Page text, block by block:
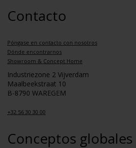
Contacto
Póngase en contacto con nosotros
Dónde encontrarnos
Showroom & Concept Home
Industriezone 2 Vijverdam
Maalbeekstraat 10
B-8790 WAREGEM
+32 56 30 30 00
Conceptos globales